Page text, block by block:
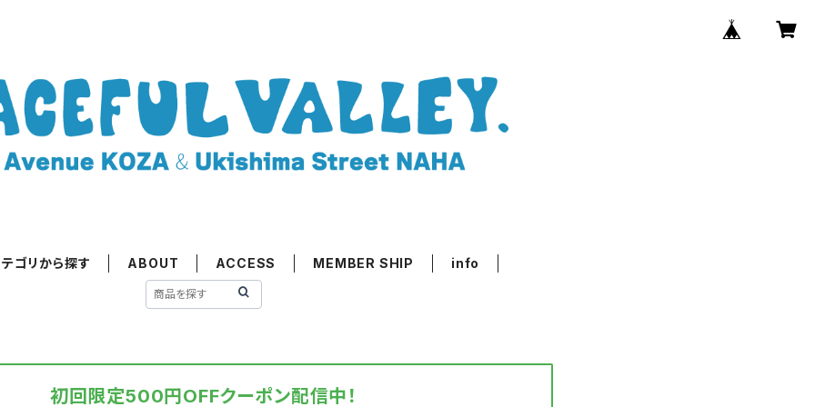
ゴリから探す ABOUT ACCESS MEMBER SHIP info
初回限定500円OFFクーポン配信中！